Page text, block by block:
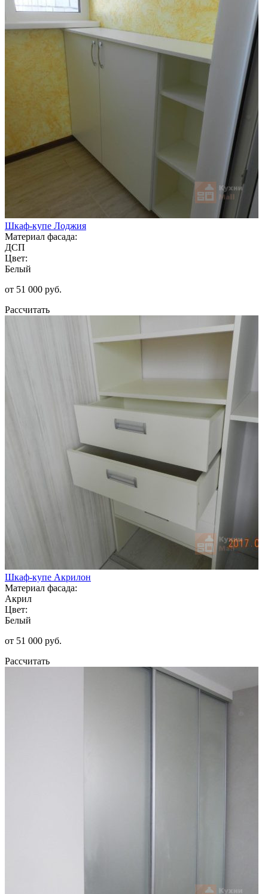
Шкаф-купе Лоджия
Материал фасада:
ДСП
Цвет:
Белый
от 51 000 руб.
Рассчитать
Шкаф-купе Акрилон
Материал фасада:
Акрил
Цвет:
Белый
от 51 000 руб.
Рассчитать